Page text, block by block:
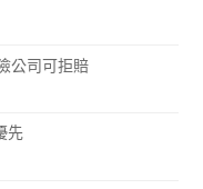
公司可拒賠
先